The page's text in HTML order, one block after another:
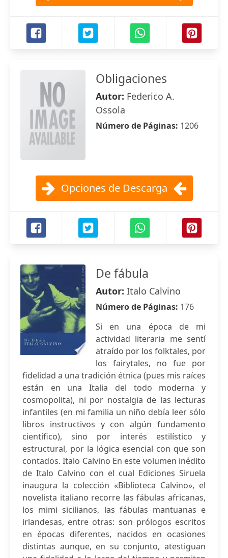
Obligaciones
Autor: Federico A.
Ossola
Número de Páginas: 1206
Opciones de Descarga
De fábula
Autor: Italo Calvino
Número de Páginas: 176
Si en una época de mi
actividad literaria me sentí
atraído por los folktales, por
los fairytales, no fue por
fidelidad a una tradición étnica (pues mis raíces
están en una Italia del todo moderna y
cosmopolita), ni por nostalgia de las lecturas
infantiles (en mi familia un niño debía leer sólo
libros instructivos y con algún fundamento
científico), sino por interés estilístico y
estructural, por la lógica esencial con que son
contados. Italo Calvino En este volumen inédito
de Italo Calvino con el cual Ediciones Siruela
inaugura la colección «Biblioteca Calvino», el
novelista italiano recorre las fábulas africanas,
los mimi sicilianos, las fábulas mantuanas e
irlandesas, entre otras: son prólogos escritos
en épocas diferentes, nacidos en ocasiones
distintas aunque, en su conjunto, atestiguan